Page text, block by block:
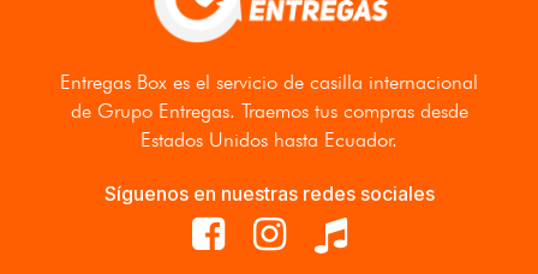
Entregas Box es el servicio de casilla internacional
de Grupo Entregas. Traemos tus compras desde
Estados Unidos hasta Ecuador.
Síguenos en nuestras redes sociales